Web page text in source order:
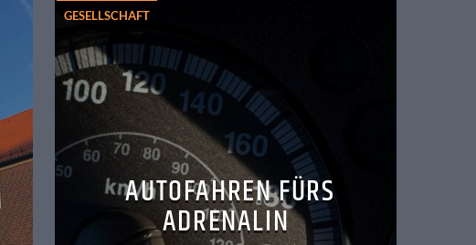
GESELLSCHAFT
AUTOFAHREN FÜRS
ADRENALIN